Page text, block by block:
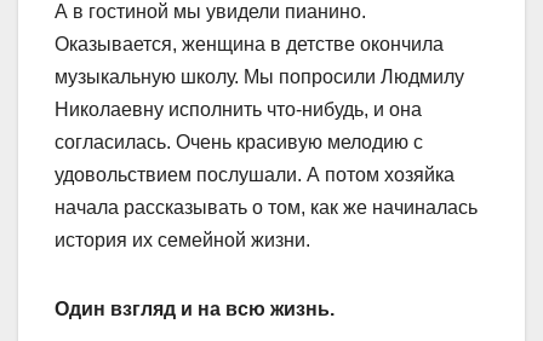
А в гостиной мы увидели пианино.
Оказывается, женщина в детстве окончила
музыкальную школу. Мы попросили Людмилу
Николаевну исполнить что-нибудь, и она
согласилась. Очень красивую мелодию с
удовольствием послушали. А потом хозяйка
начала рассказывать о том, как же начиналась
история их семейной жизни.
Один взгляд и на всю жизнь.